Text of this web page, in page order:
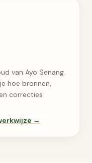
van Ayo Senang.
hoe bronnen,
correcties
→